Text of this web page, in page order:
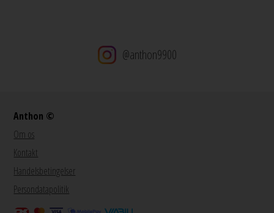
@anthon9900
Anthon ©
Om os
Kontakt
Handelsbetingelser
Persondatapolitik